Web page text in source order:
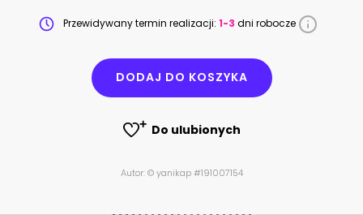
Przewidywany termin realizacji: 1-3 dni robocze
DODAJ DO KOSZYKA
Do ulubionych
Autor: © yanikap #191007154